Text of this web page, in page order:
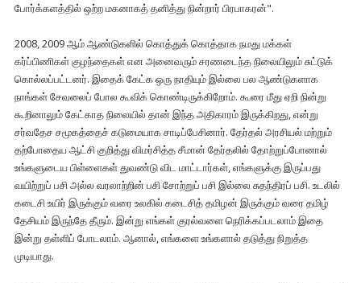
போர்க்களத்தில் ஒற்ற மகனாகத் தனித்து நின்றார் பிரபாகரன்".
2008, 2009 ஆம் ஆண்டுகளில் கொத்துக் கொத்தாக நமது மக்கள்
கர்ப்பிணிகள் குழந்தைகள் என அனைவரும் சரணடைந்த நிலையிலும் சுட்டுக்
கொல்லப்பட்டனர். இதைக் கேட்க ஒரு நாதியும் இல்லை பல ஆண்டுகளாக
நாங்கள் சேவலைப் போல கூவிக் கொண்டிருக்கிறோம். கூரை மீது ஏறி நின்று
கூறினாலும் கேட்காத நிலையில் தான் இந்த அதிகாரம் இருக்கிறது, என்று
சர்வதேச சமூகத்தைச் கடுமையாக சாடிப்பேசினார். தேர்தல் அரசியல் மற்றும்
தற்போதைய ஆட்சி குறித்து விமர்சித்த சீமான் தேர்தலில் தோற்றுப்போனால்
உங்களுடைய பிள்ளைகள் துவண்டு விட மாட்டார்கள், எங்களுக்கு இருப்பது
வயிற்றுப் பசி அல்ல வரலாற்றின் பசி சோற்றுப் பசி இல்லை சுதந்திரப் பசி. உடலில்
கடைசி உயிர் இருக்கும் வரை உலகில் கடைசித் தமிழன் இருக்கும் வரை தமிழ்
தேசியம் இருந்தே தீரும். இன்று எங்கள் குரல்வளை நெரிக்கப்படலாம் இதை
இன்று தள்ளிப் போடலாம். ஆனால், எங்களை உங்களால் தடுத்து நிறுத்த
முடியாது.